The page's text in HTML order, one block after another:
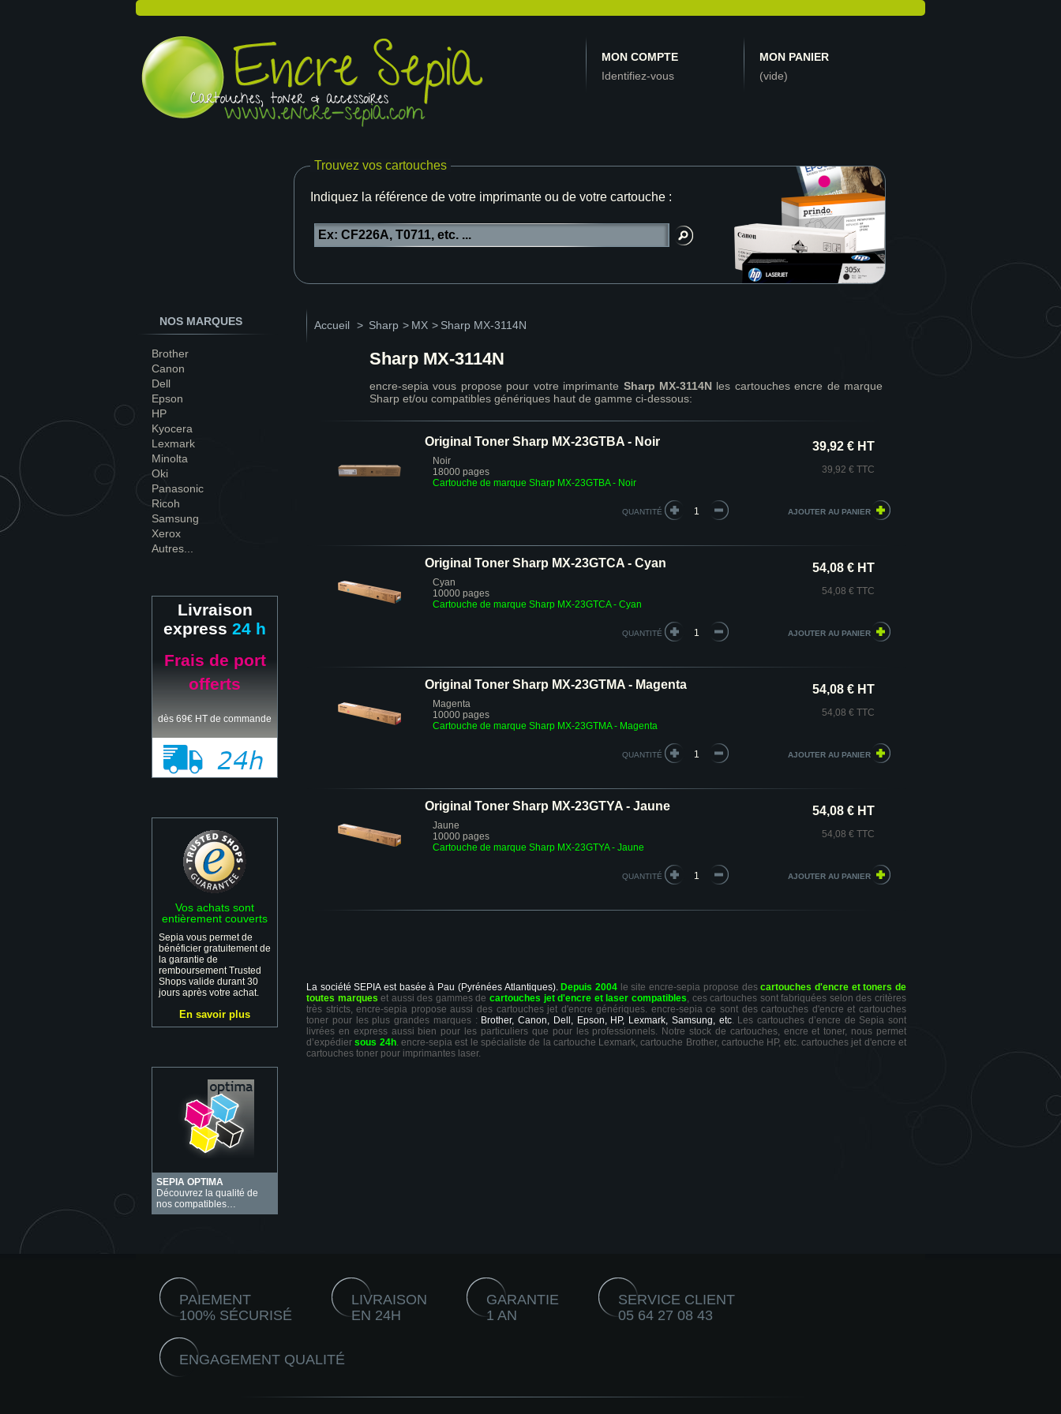
MON COMPTE
Identifiez-vous
MON PANIER
(vide)
Trouvez vos cartouches
Indiquez la référence de votre imprimante ou de votre cartouche :
NOS MARQUES
Brother
Canon
Dell
Epson
HP
Kyocera
Lexmark
Minolta
Oki
Panasonic
Ricoh
Samsung
Xerox
Autres...
Livraison
express 24 h
Frais de port
offerts
dès 69€ HT de commande
Vos achats sont
entièrement couverts
Sepia vous permet de
bénéficier gratuitement de
la garantie de
remboursement Trusted
Shops valide durant 30
jours après votre achat.
En savoir plus
SEPIA OPTIMA
Découvrez la qualité de
nos compatibles…
Accueil > Sharp > MX > Sharp MX-3114N
Sharp MX-3114N
encre-sepia vous propose pour votre imprimante Sharp MX-3114Nles cartouches encre de marque
Sharp et/ou compatibles génériques haut de gamme ci-dessous:
Original Toner Sharp MX-23GTBA - Noir
Noir
18000 pages
Cartouche de marque Sharp MX-23GTBA - Noir
39,92 € HT
39,92 € TTC
QUANTITÉ
Original Toner Sharp MX-23GTCA - Cyan
Cyan
10000 pages
Cartouche de marque Sharp MX-23GTCA - Cyan
54,08 € HT
54,08 € TTC
QUANTITÉ
Original Toner Sharp MX-23GTMA - Magenta
Magenta
10000 pages
Cartouche de marque Sharp MX-23GTMA - Magenta
54,08 € HT
54,08 € TTC
QUANTITÉ
Original Toner Sharp MX-23GTYA - Jaune
Jaune
10000 pages
Cartouche de marque Sharp MX-23GTYA - Jaune
54,08 € HT
54,08 € TTC
QUANTITÉ
La société SEPIA est basée à Pau (Pyrénées Atlantiques). Depuis 2004 le site encre-sepia propose descartouches d'encre et toners de
toutes marques et aussi des gammes decartouches jet d'encre et laser compatibles, ces cartouches sont fabriquées selon des critères
très stricts, encre-sepia propose aussi des cartouches jet d'encre génériques. encre-sepia ce sont des cartouches d'encre et cartouches
toner pour les plus grandes marques : Brother, Canon, Dell, Epson, HP, Lexmark, Samsung, etc. Les cartouches d’encre de Sepia sont
livrées en express aussi bien pour les particuliers que pour les professionnels. Notre stock de cartouches, encre et toner, nous permet
d’expédiersous 24h. encre-sepia est le spécialiste de la cartouche Lexmark, cartouche Brother, cartouche HP, etc. cartouches jet d'encre et
cartouches toner pour imprimantes laser.
PAIEMENT
100% SÉCURISÉ
LIVRAISON
EN 24H
GARANTIE
1 AN
SERVICE CLIENT
05 64 27 08 43
ENGAGEMENT QUALITÉ